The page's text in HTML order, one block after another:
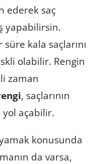
ederek saç
yapabilirsin.
kala saçlarını
olabilir. Rengin
zaman
, saçlarının
açabilir.
konusunda
da varsa,